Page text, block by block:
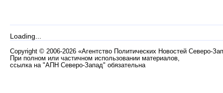
Loading...
Copyright © 2006-2026 «Агентство Политических Новостей Северо-
При полном или частичном использовании материалов,
ссылка на "АПН Северо-Запад" обязательна